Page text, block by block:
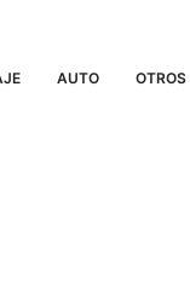
AUTO OTROS